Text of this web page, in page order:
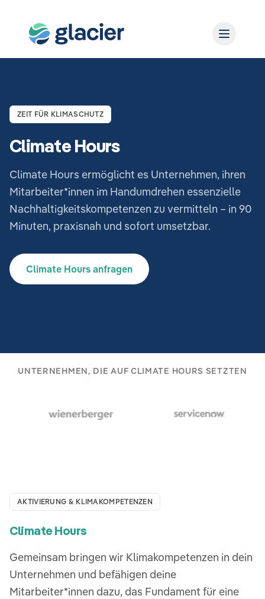
ZEIT FÜR KLIMASCHUTZ
Climate Hours
Climate Hours ermöglicht es Unternehmen, ihren
Mitarbeiter*innen im Handumdrehen essenzielle
Nachhaltigkeitskompetenzen zu vermitteln – in 90
Minuten, praxisnah und sofort umsetzbar.
Climate Hours anfragen
UNTERNEHMEN, DIE AUF CLIMATE HOURS SETZTEN
AKTIVIERUNG & KLIMAKOMPETENZEN
Climate Hours
Gemeinsam bringen wir Klimakompetenzen in dein
Unternehmen und befähigen deine
Mitarbeiter*innen dazu, das Fundament für eine